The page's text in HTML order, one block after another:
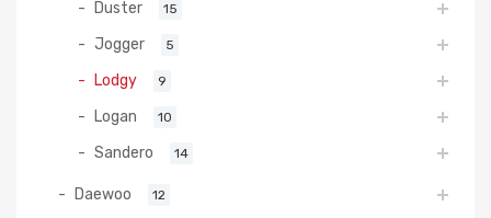
Duster 15
Jogger 5
Lodgy 9
Logan 10
Sandero 14
Daewoo 12